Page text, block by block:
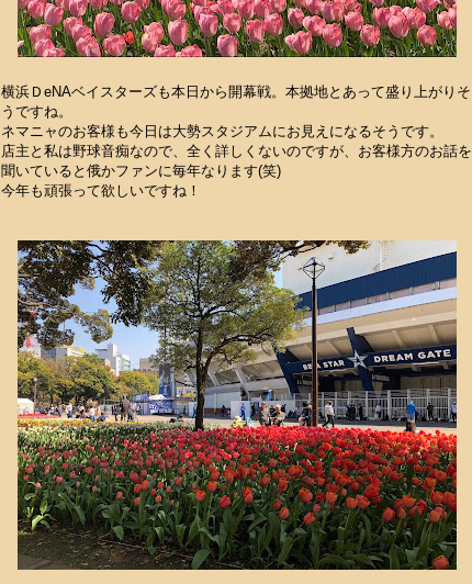
横浜ＤeNAベイスターズも本日から開幕戦。本拠地とあって盛り上がりそ
うですね。
ネマニャのお客様も今日は大勢スタジアムにお見えになるそうです。
店主と私は野球音痴なので、全く詳しくないのですが、お客様方のお話を
聞いていると俄かファンに毎年なります(笑)
今年も頑張って欲しいですね！